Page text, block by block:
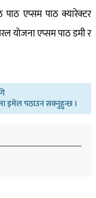
एप्सम पाठ क्यारेक्टर
योजना एप्सम पाठ डमी र
इमेल पठाउन सक्नुहुन्छ ।